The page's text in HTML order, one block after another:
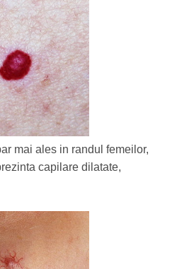
mai ales in randul femeilor,
capilare dilatate,